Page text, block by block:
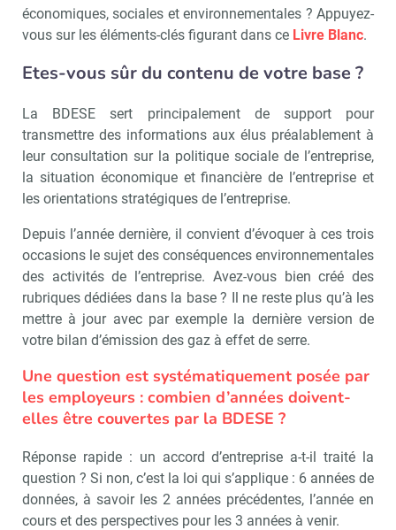
économiques, sociales et environnementales ? Appuyez-
vous sur les éléments-clés figurant dans ce Livre Blanc.
Etes-vous sûr du contenu de votre base ?
La BDESE sert principalement de support pour
transmettre des informations aux élus préalablement à
leur consultation sur la politique sociale de l’entreprise,
la situation économique et financière de l’entreprise et
les orientations stratégiques de l’entreprise.
Depuis l’année dernière, il convient d’évoquer à ces trois
occasions le sujet des conséquences environnementales
des activités de l’entreprise. Avez-vous bien créé des
rubriques dédiées dans la base ? Il ne reste plus qu’à les
mettre à jour avec par exemple la dernière version de
votre bilan d’émission des gaz à effet de serre.
Une question est systématiquement posée par
les employeurs : combien d’années doivent-
elles être couvertes par la BDESE ?
Réponse rapide : un accord d’entreprise a-t-il traité la
question ? Si non, c’est la loi qui s’applique : 6 années de
données, à savoir les 2 années précédentes, l’année en
cours et des perspectives pour les 3 années à venir.